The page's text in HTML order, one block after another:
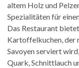
altem Holz und
Spezialitäten für
Das Restaurant
Kartoffelkuchen, der
Savoyen serviert
Quark, Schnittlauch